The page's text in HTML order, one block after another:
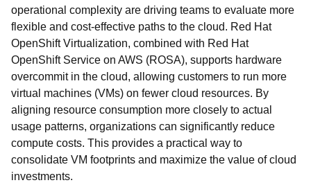
operational complexity are driving teams to evaluate more
flexible and cost-effective paths to the cloud. Red Hat
OpenShift Virtualization, combined with Red Hat
OpenShift Service on AWS (ROSA), supports hardware
overcommit in the cloud, allowing customers to run more
virtual machines (VMs) on fewer cloud resources. By
aligning resource consumption more closely to actual
usage patterns, organizations can significantly reduce
compute costs. This provides a practical way to
consolidate VM footprints and maximize the value of cloud
investments.